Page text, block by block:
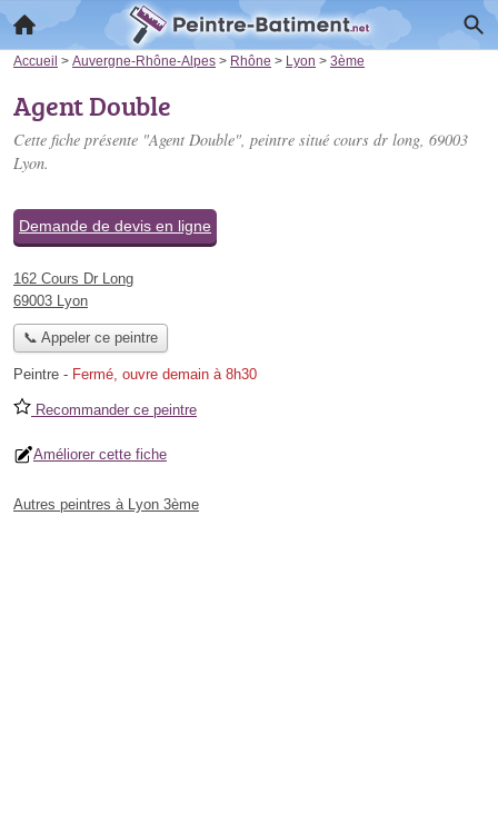
Accueil > Auvergne-Rhône-Alpes > Rhône > Lyon > 3ème
Agent Double
Cette fiche présente "Agent Double", peintre situé cours dr long, 69003
Lyon.
Demande de devis en ligne
162 Cours Dr Long
69003 Lyon
📞 Appeler ce peintre
Peintre - Fermé, ouvre demain à 8h30
Recommander ce peintre
Améliorer cette fiche
Autres peintres à Lyon 3ème